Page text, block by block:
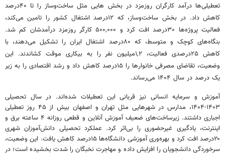
تعطیلی‌ها درآمد کارگران روزمزد در بخش‌ هایی مثل ساخت‌وساز را تا ۴۰درصد
کاهش داد. در بخش ساخت‌وساز، که ۱۲درصد اشتغال کشور را تامین می‌کند،
فعالیت پروژه‌ها ۳۰درصد افت کرد و ۵۰۰,۰۰۰ کارگر روزمزد درآمدشان کم شد.
بنگاه‌های کوچک و متوسط، که ۸۰درصد اشتغال ایران را تشکیل می‌دهند، با
کاهش ۲۵درصدی فعالیت، ۱,۲میلیون نفر را به بیکاری موقت کشاندند. این
وضعیت، تقاضای مصرفی خانوارها را ۱۵درصد کاهش داد و رشد اقتصادی را به زیر
یک درصد در سال ۱۴۰۴ می‌رساند.
آموزش و سرمایه انسانی نیز قربانی این تعطیلات شده‌اند. در سال تحصیلی
۱۴۰۳-۱۴۰۴، مدارس در شهرهایی مثل تهران و اصفهان بیش از ۴۵ روز تعطیلی
اجباری داشتند. زیرساخت‌های ضعیف آموزش آنلاین و قطعی روزانه ۴ ساعته برق و
اینترنت، یادگیری غیرحضوری را بی‌اثر کرد. عملکرد تحصیلی دانش‌آموزان شهری
۲۰درصد افت کرد و بهره‌وری آموزشی دانشگاه‌ها ۱۵درصد کاهش یافت. این وضعیت،
سرخوردگی دانشجویان را افزایش داده و مهاجرت نخبگان را شدت بخشیده است؛ در